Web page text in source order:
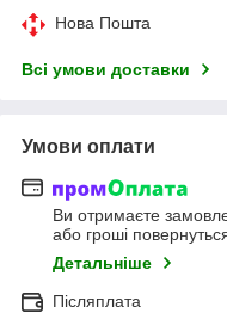
Нова Пошта
Всі умови доставки
Умови оплати
Ви отримаєте
або гроші
Детальніше
Післяплата